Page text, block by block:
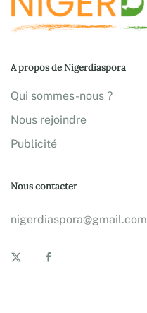
A propos de Nigerdiaspora
Qui sommes-nous ?
Nous rejoindre
Publicité
Nous contacter
nigerdiaspora@gmail.com